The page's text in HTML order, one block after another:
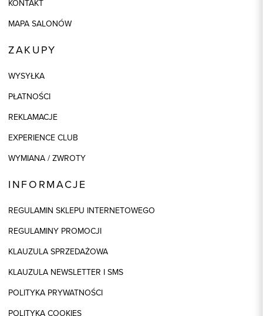
KONTAKT
MAPA SALONÓW
ZAKUPY
WYSYŁKA
PŁATNOŚCI
REKLAMACJE
EXPERIENCE CLUB
WYMIANA / ZWROTY
INFORMACJE
REGULAMIN SKLEPU INTERNETOWEGO
REGULAMINY PROMOCJI
KLAUZULA SPRZEDAŻOWA
KLAUZULA NEWSLETTER I SMS
POLITYKA PRYWATNOŚCI
POLITYKA COOKIES